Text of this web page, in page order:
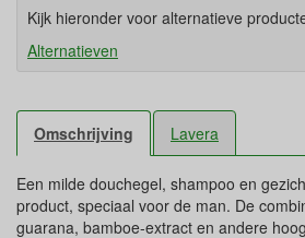
Kijk hieronder voor alternatieve
Alternatieven
Omschrijving Lavera
Een milde douchegel, shampoo en
product, speciaal voor de man. De
guarana, bamboe-extract en andere